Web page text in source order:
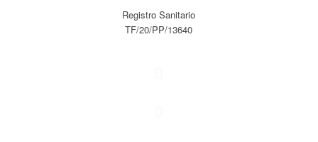
Registro Sanitario
TF/20/PP/13640